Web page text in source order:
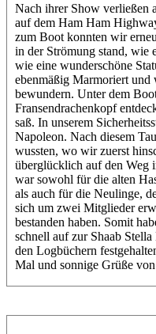
Nach ihrer Show verließen
auf dem Ham Ham
zum Boot konnten wir
in der Strömung stand, wie
wie eine wunderschöne
ebenmäßig Marmoriert
bewundern. Unter dem
Fransendrachenkopf
saß. In unserem
Napoleon. Nach diesem
wussten, wo wir zuerst
überglücklich auf den Weg
war sowohl für die alten
als auch für die Neulinge,
sich um zwei Mitglieder
bestanden haben. Somit
schnell auf zur Shaab
den Logbüchern
Mal und sonnige Grüße